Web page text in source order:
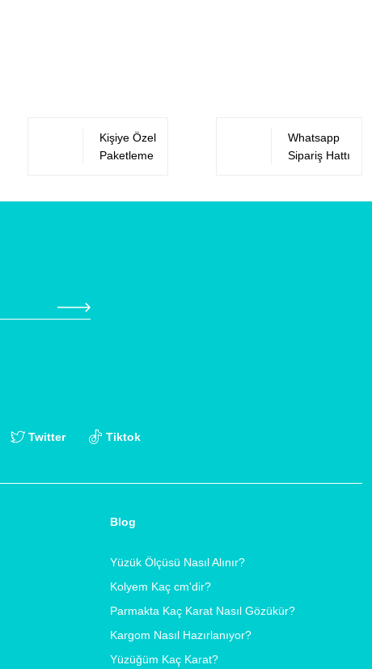
Kişiye Özel
Paketleme
Whatsapp
Sipariş Hattı
Twitter Tiktok
Blog
Yüzük Ölçüsü Nasıl Alınır?
Kolyem Kaç cm'dir?
Parmakta Kaç Karat Nasıl Gözükür?
Kargom Nasıl Hazırlanıyor?
Yüzüğüm Kaç Karat?